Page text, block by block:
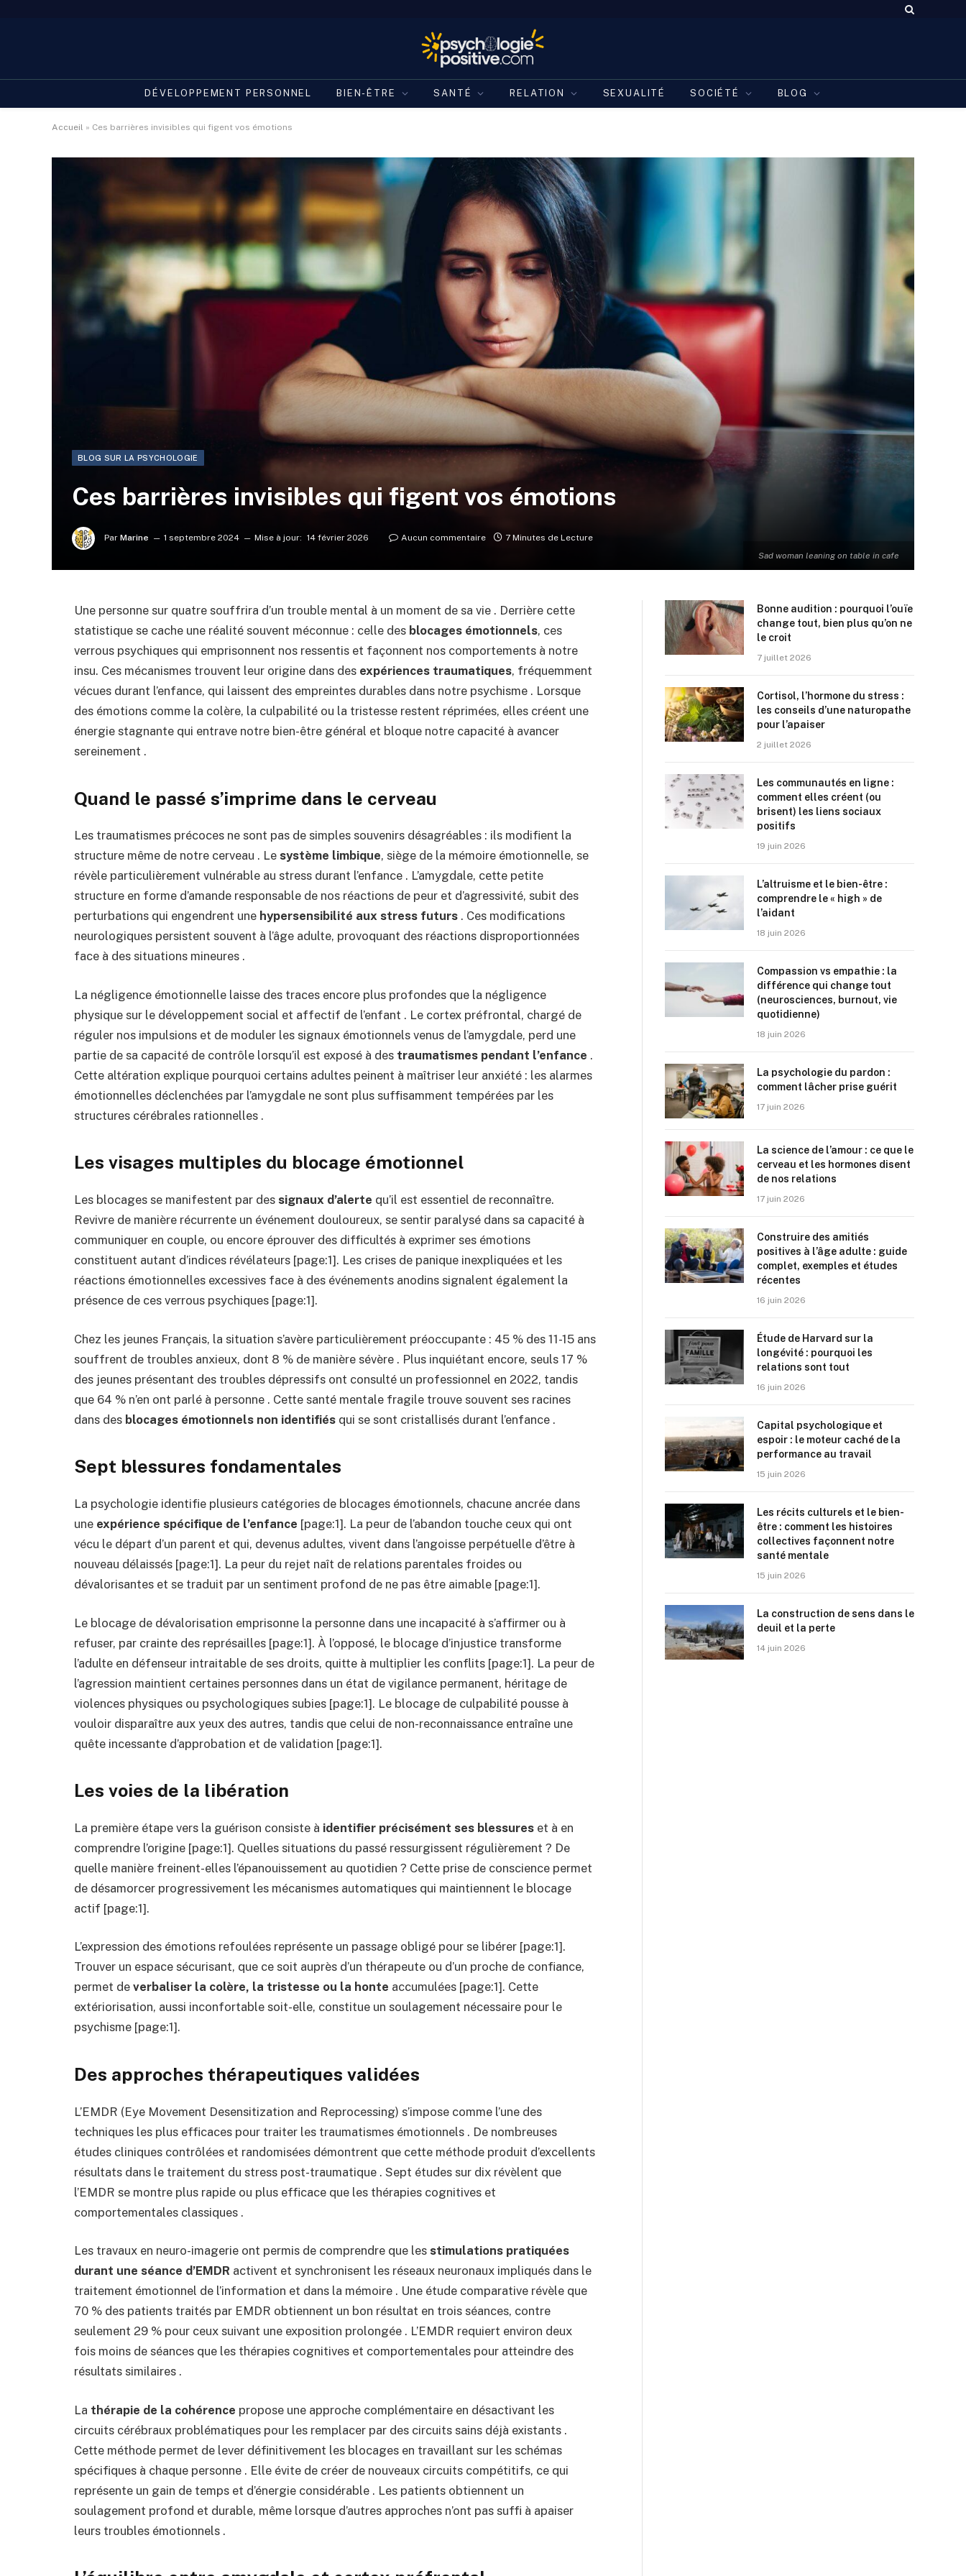
DÉVELOPPEMENT PERSONNEL BIEN-ÊTRE SANTÉ RELATION SEXUALITÉ SOCIÉTÉ BLOG
Accueil » Ces barrières invisibles qui figent vos émotions
Sad woman leaning on table in cafe
BLOG SUR LA PSYCHOLOGIE
Ces barrières invisibles qui figent vos émotions
Par Marine 1 septembre 2024 Mise à jour: 14 février 2026 Aucun commentaire 7 Minutes de Lecture
Une personne sur quatre souffrira d’un trouble mental à un moment de sa vie . Derrière cette
statistique se cache une réalité souvent méconnue : celle des blocages émotionnels, ces
verrous psychiques qui emprisonnent nos ressentis et façonnent nos comportements à notre
insu. Ces mécanismes trouvent leur origine dans des expériences traumatiques, fréquemment
vécues durant l’enfance, qui laissent des empreintes durables dans notre psychisme . Lorsque
des émotions comme la colère, la culpabilité ou la tristesse restent réprimées, elles créent une
énergie stagnante qui entrave notre bien-être général et bloque notre capacité à avancer
sereinement .
Quand le passé s’imprime dans le cerveau
Les traumatismes précoces ne sont pas de simples souvenirs désagréables : ils modifient la
structure même de notre cerveau . Le système limbique, siège de la mémoire émotionnelle, se
révèle particulièrement vulnérable au stress durant l’enfance . L’amygdale, cette petite
structure en forme d’amande responsable de nos réactions de peur et d’agressivité, subit des
perturbations qui engendrent une hypersensibilité aux stress futurs . Ces modifications
neurologiques persistent souvent à l’âge adulte, provoquant des réactions disproportionnées
face à des situations mineures .
La négligence émotionnelle laisse des traces encore plus profondes que la négligence
physique sur le développement social et affectif de l’enfant . Le cortex préfrontal, chargé de
réguler nos impulsions et de moduler les signaux émotionnels venus de l’amygdale, perd une
partie de sa capacité de contrôle lorsqu’il est exposé à des traumatismes pendant l’enfance .
Cette altération explique pourquoi certains adultes peinent à maîtriser leur anxiété : les alarmes
émotionnelles déclenchées par l’amygdale ne sont plus suffisamment tempérées par les
structures cérébrales rationnelles .
Les visages multiples du blocage émotionnel
Les blocages se manifestent par des signaux d’alerte qu’il est essentiel de reconnaître.
Revivre de manière récurrente un événement douloureux, se sentir paralysé dans sa capacité à
communiquer en couple, ou encore éprouver des difficultés à exprimer ses émotions
constituent autant d’indices révélateurs [page:1]. Les crises de panique inexpliquées et les
réactions émotionnelles excessives face à des événements anodins signalent également la
présence de ces verrous psychiques [page:1].
Chez les jeunes Français, la situation s’avère particulièrement préoccupante : 45 % des 11-15 ans
souffrent de troubles anxieux, dont 8 % de manière sévère . Plus inquiétant encore, seuls 17 %
des jeunes présentant des troubles dépressifs ont consulté un professionnel en 2022, tandis
que 64 % n’en ont parlé à personne . Cette santé mentale fragile trouve souvent ses racines
dans des blocages émotionnels non identifiés qui se sont cristallisés durant l’enfance .
Sept blessures fondamentales
La psychologie identifie plusieurs catégories de blocages émotionnels, chacune ancrée dans
une expérience spécifique de l’enfance [page:1]. La peur de l’abandon touche ceux qui ont
vécu le départ d’un parent et qui, devenus adultes, vivent dans l’angoisse perpétuelle d’être à
nouveau délaissés [page:1]. La peur du rejet naît de relations parentales froides ou
dévalorisantes et se traduit par un sentiment profond de ne pas être aimable [page:1].
Le blocage de dévalorisation emprisonne la personne dans une incapacité à s’affirmer ou à
refuser, par crainte des représailles [page:1]. À l’opposé, le blocage d’injustice transforme
l’adulte en défenseur intraitable de ses droits, quitte à multiplier les conflits [page:1]. La peur de
l’agression maintient certaines personnes dans un état de vigilance permanent, héritage de
violences physiques ou psychologiques subies [page:1]. Le blocage de culpabilité pousse à
vouloir disparaître aux yeux des autres, tandis que celui de non-reconnaissance entraîne une
quête incessante d’approbation et de validation [page:1].
Les voies de la libération
La première étape vers la guérison consiste à identifier précisément ses blessures et à en
comprendre l’origine [page:1]. Quelles situations du passé ressurgissent régulièrement ? De
quelle manière freinent-elles l’épanouissement au quotidien ? Cette prise de conscience permet
de désamorcer progressivement les mécanismes automatiques qui maintiennent le blocage
actif [page:1].
L’expression des émotions refoulées représente un passage obligé pour se libérer [page:1].
Trouver un espace sécurisant, que ce soit auprès d’un thérapeute ou d’un proche de confiance,
permet de verbaliser la colère, la tristesse ou la honte accumulées [page:1]. Cette
extériorisation, aussi inconfortable soit-elle, constitue un soulagement nécessaire pour le
psychisme [page:1].
Des approches thérapeutiques validées
L’EMDR (Eye Movement Desensitization and Reprocessing) s’impose comme l’une des
techniques les plus efficaces pour traiter les traumatismes émotionnels . De nombreuses
études cliniques contrôlées et randomisées démontrent que cette méthode produit d’excellents
résultats dans le traitement du stress post-traumatique . Sept études sur dix révèlent que
l’EMDR se montre plus rapide ou plus efficace que les thérapies cognitives et
comportementales classiques .
Les travaux en neuro-imagerie ont permis de comprendre que les stimulations pratiquées
durant une séance d’EMDR activent et synchronisent les réseaux neuronaux impliqués dans le
traitement émotionnel de l’information et dans la mémoire . Une étude comparative révèle que
70 % des patients traités par EMDR obtiennent un bon résultat en trois séances, contre
seulement 29 % pour ceux suivant une exposition prolongée . L’EMDR requiert environ deux
fois moins de séances que les thérapies cognitives et comportementales pour atteindre des
résultats similaires .
La thérapie de la cohérence propose une approche complémentaire en désactivant les
circuits cérébraux problématiques pour les remplacer par des circuits sains déjà existants .
Cette méthode permet de lever définitivement les blocages en travaillant sur les schémas
spécifiques à chaque personne . Elle évite de créer de nouveaux circuits compétitifs, ce qui
représente un gain de temps et d’énergie considérable . Les patients obtiennent un
soulagement profond et durable, même lorsque d’autres approches n’ont pas suffi à apaiser
leurs troubles émotionnels .
Bonne audition : pourquoi l’ouïe
change tout, bien plus qu’on ne
le croit
7 juillet 2026
Cortisol, l’hormone du stress :
les conseils d’une naturopathe
pour l’apaiser
2 juillet 2026
Les communautés en ligne :
comment elles créent (ou
brisent) les liens sociaux
positifs
19 juin 2026
L’altruisme et le bien-être :
comprendre le « high » de
l’aidant
18 juin 2026
Compassion vs empathie : la
différence qui change tout
(neurosciences, burnout, vie
quotidienne)
18 juin 2026
La psychologie du pardon :
comment lâcher prise guérit
17 juin 2026
La science de l’amour : ce que le
cerveau et les hormones disent
de nos relations
17 juin 2026
Construire des amitiés
positives à l’âge adulte : guide
complet, exemples et études
récentes
16 juin 2026
Étude de Harvard sur la
longévité : pourquoi les
relations sont tout
16 juin 2026
Capital psychologique et
espoir : le moteur caché de la
performance au travail
15 juin 2026
Les récits culturels et le bien-
être : comment les histoires
collectives façonnent notre
santé mentale
15 juin 2026
La construction de sens dans le
deuil et la perte
14 juin 2026